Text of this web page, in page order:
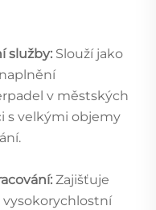
služby: Slouží jako
v městských
s velkými objemy
Zajišťuje